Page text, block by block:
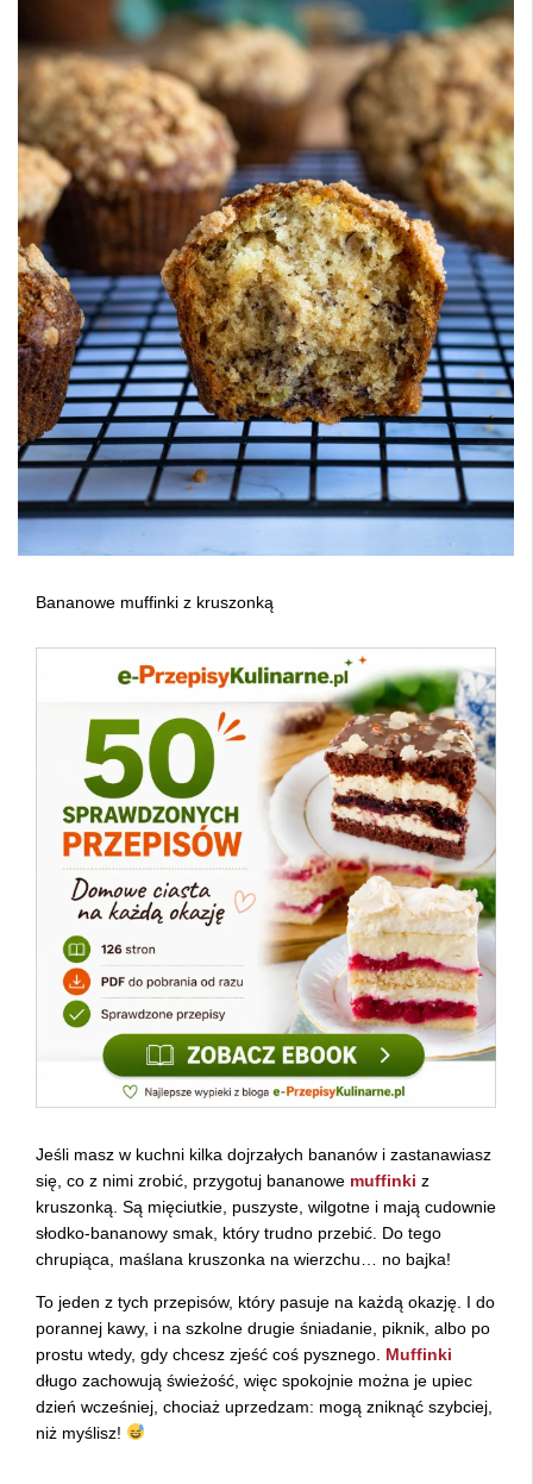
Bananowe muffinki z kruszonką
Jeśli masz w kuchni kilka dojrzałych bananów i zastanawiasz
się, co z nimi zrobić, przygotuj bananowe muffinki z
kruszonką. Są mięciutkie, puszyste, wilgotne i mają cudownie
słodko-bananowy smak, który trudno przebić. Do tego
chrupiąca, maślana kruszonka na wierzchu… no bajka!
To jeden z tych przepisów, który pasuje na każdą okazję. I do
porannej kawy, i na szkolne drugie śniadanie, piknik, albo po
prostu wtedy, gdy chcesz zjeść coś pysznego. Muffinki
długo zachowują świeżość, więc spokojnie można je upiec
dzień wcześniej, chociaż uprzedzam: mogą zniknąć szybciej,
niż myślisz!